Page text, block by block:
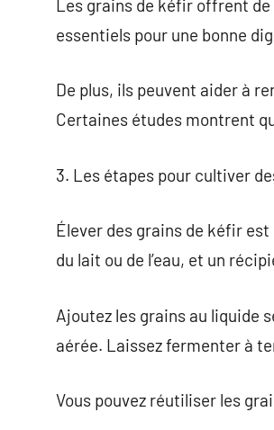
Les grains de kéfir offrent
essentiels pour une bonne
De plus, ils peuvent aider à
Certaines études montrent
3. Les étapes pour cultiver
Élever des grains de kéfir
du lait ou de l’eau, et un
Ajoutez les grains au liquide
aérée. Laissez fermenter à
Vous pouvez réutiliser les